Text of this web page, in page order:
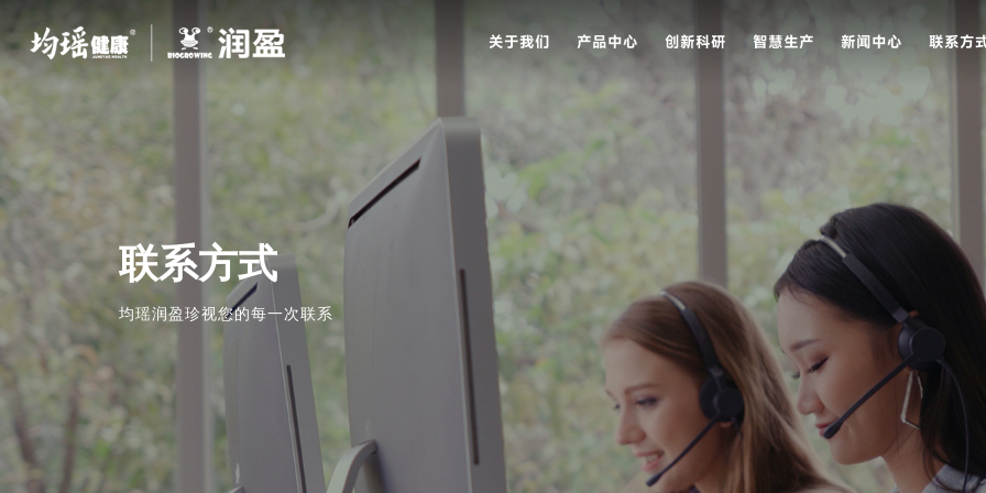
关于我们 产品中心 创新科研 智慧生产 新闻中心 联系方
联系方式
均瑶润盈珍视您的每一次联系